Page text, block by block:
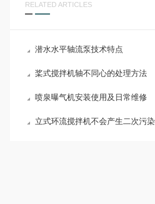
RELATED ARTICLES
潜水水平轴流泵技术特点
桨式搅拌机轴不同心的处理方法
喷泉曝气机安装使用及日常维修
立式环流搅拌机不会产生二次污染